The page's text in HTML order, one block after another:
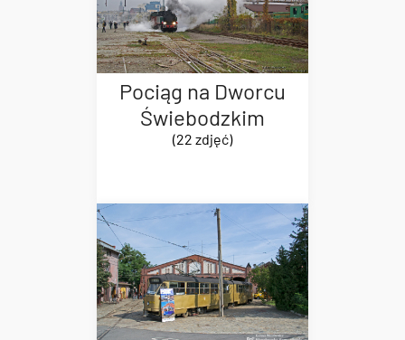
Pociąg na Dworcu
Świebodzkim
(22 zdjęć)